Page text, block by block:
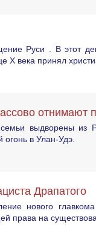
Руси . В этот
X века принял
отнимают
выдворены из
в Улан-Удэ.
Драпатого
нового
права на